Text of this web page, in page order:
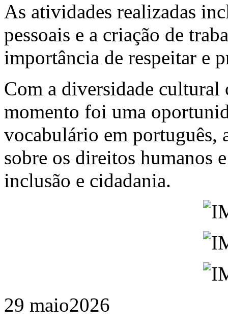
As atividades realizadas
pessoais e a criação de
importância de respeitar e
Com a diversidade cultural
momento foi uma
vocabulário em português,
sobre os direitos humanos
inclusão e cidadania.
29 maio2026